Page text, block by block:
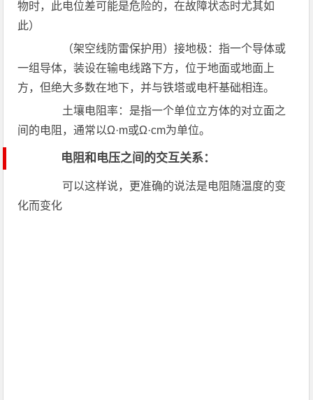
物时，此电位差可能是危险的，在故障状态时尤其如
此）
（架空线防雷保护用）接地极：指一个导体或
一组导体，装设在输电线路下方，位于地面或地面上
方，但绝大多数在地下，并与铁塔或电杆基础相连。
土壤电阻率：是指一个单位立方体的对立面之
间的电阻，通常以Ω·m或Ω·cm为单位。
电阻和电压之间的交互关系：
可以这样说，更准确的说法是电阻随温度的变
化而变化